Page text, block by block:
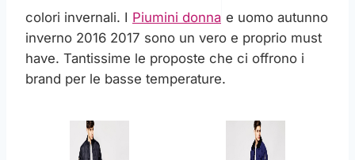
colori invernali. I Piumini donna e uomo autunno
inverno 2016 2017 sono un vero e proprio must
have. Tantissime le proposte che ci offrono i
brand per le basse temperature.